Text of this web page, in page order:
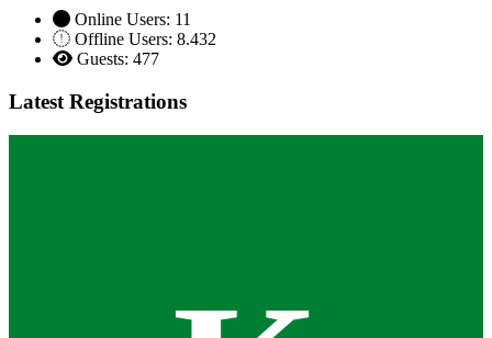
Online Users: 11
Offline Users: 8.432
Guests: 477
Latest Registrations